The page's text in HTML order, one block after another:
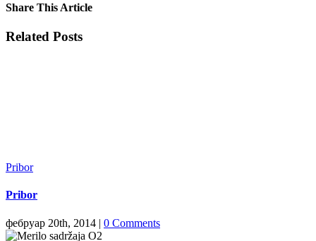
Share This Article
Facebook
X
LinkedIn
WhatsApp
Tumblr
Pinterest
Email
Related Posts
Pribor
Pribor
фебруар 20th, 2014 | 0 Comments